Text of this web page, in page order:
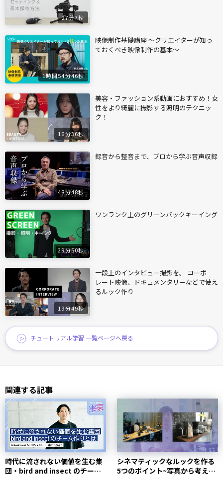
27分7秒
1時間54分46秒
映像制作基礎講座 〜クリエイターが知っ
ておくべき映像制作の基本〜
16分36秒
美容・ファッション系動画におすすめ！女
性をより綺麗に撮影する照明のテクニッ
ク！
48分48秒
録音から整音まで、プロから学ぶ音声収録
29分50秒
ワンランク上のグリーンバックキーイング
19分49秒
一段上のインタビュー撮影を。 コーポ
レート映像、ドキュメンタリーなどで使え
るルック作り
チュートリアル学習 一覧ページへ戻る
関連する記事
時代に流されない価値を生む集
団・bird and insect のチーム
シネマティックなルックを作る
5つのポイント~写真から考える